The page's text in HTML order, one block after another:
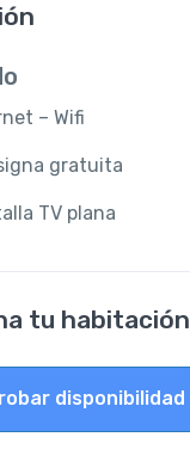
– Wifi
gratuita
TV plana
tu habitación
disponibilidad